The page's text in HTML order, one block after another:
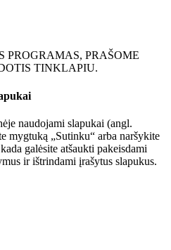
PROGRAMAS, PRAŠOME
TINKLAPIU.
naudojami slapukai (angl.
mygtuką „Sutinku“ arba naršykite
galėsite atšaukti pakeisdami
ir ištrindami įrašytus slapukus.